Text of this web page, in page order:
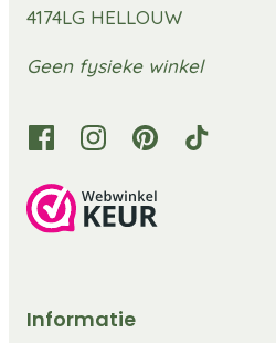
4174LG HELLOUW
Geen fysieke winkel
Informatie